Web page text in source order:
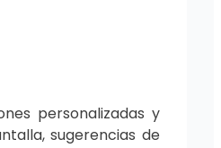
personalizadas y
sugerencias de